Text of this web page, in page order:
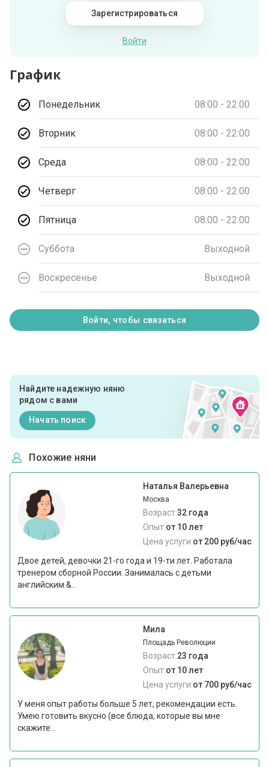
Зарегистрироваться
Войти
График
Понедельник 08:00 - 22:00
Вторник 08:00 - 22:00
Среда 08:00 - 22:00
Четверг 08:00 - 22:00
Пятница 08:00 - 22:00
Суббота Выходной
Воскресенье Выходной
Войти, чтобы связаться
Найдите надежную няню
рядом с вами
Начать поиск
Похожие няни
Наталья Валерьевна
Москва
Возраст:32 года
Опыт:от 10 лет
Цена услуги:от 200 руб/час
Двое детей, девочки 21-го года и 19-ти лет. Работала
тренером сборной России. Занималась с детьми
английским.&...
Мила
Площадь Революции
Возраст:23 года
Опыт:от 10 лет
Цена услуги:от 700 руб/час
У меня опыт работы больше 5 лет, рекомендации есть.
Умею готовить вкусно (все блюда, которые вы мне
скажите...